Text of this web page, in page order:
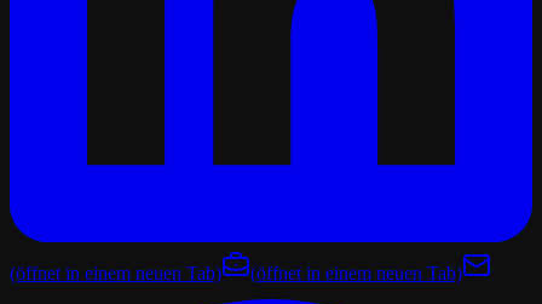
(öffnet in einem neuen Tab) (öffnet in einem neuen Tab)